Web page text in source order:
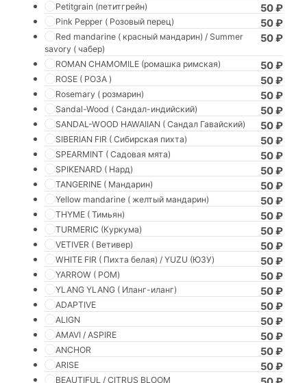
50₽
Petitgrain (петитгрейн)
50₽
Pink Pepper ( Розовый перец)
50₽
Red mandarine ( красный мандарин) / Summer
savory ( чабер)
50₽
ROMAN CHAMOMILE (ромашка римская)
50₽
ROSE ( РОЗА )
50₽
Rosemary ( розмарин)
50₽
Sandal-Wood ( Сандал-индийский)
50₽
SANDAL-WOOD HAWAIIAN ( Сандал Гавайский)
50₽
SIBERIAN FIR ( Сибирская пихта)
50₽
SPEARMINT ( Садовая мята)
50₽
SPIKENARD ( Нард)
50₽
TANGERINE ( Мандарин)
50₽
Yellow mandarine ( желтый мандарин)
50₽
THYME ( Тимьян)
50₽
TURMERIC (Куркума)
50₽
VETIVER ( Ветивер)
50₽
WHITE FIR ( Пихта белая) / YUZU (ЮЗУ)
50₽
YARROW ( РОМ)
50₽
YLANG YLANG ( Иланг-иланг)
50₽
ADAPTIVE
50₽
ALIGN
50₽
AMAVI / ASPIRE
50₽
ANCHOR
50₽
ARISE
BEAUTIFUL / CITRUS BLOOM